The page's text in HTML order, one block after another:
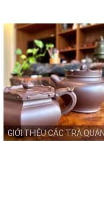
GIỚI THIỆU CÁC TRÀ